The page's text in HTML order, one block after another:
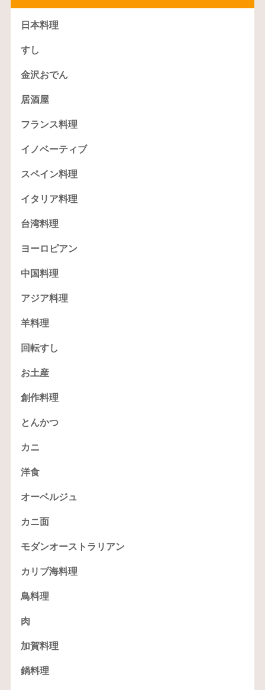
日本料理
すし
金沢おでん
居酒屋
フランス料理
イノベーティブ
スペイン料理
イタリア料理
台湾料理
ヨーロピアン
中国料理
アジア料理
羊料理
回転すし
お土産
創作料理
とんかつ
カニ
洋食
オーベルジュ
カニ面
モダンオーストラリアン
カリブ海料理
鳥料理
肉
加賀料理
鍋料理